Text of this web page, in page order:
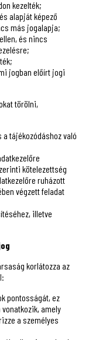
kezelték;
alapját képező
más jogalapja;
és nincs
jogban előírt jogi
törölni,
tájékozódáshoz való
kötelezettség
ruházott
végzett feladat
illetve
korlátozza az
pontosságát, ez
amely
a személyes